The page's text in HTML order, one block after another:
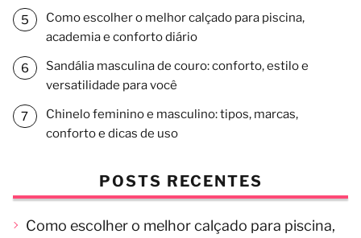
Como escolher o melhor calçado para piscina,
academia e conforto diário
Sandália masculina de couro: conforto, estilo e
versatilidade para você
Chinelo feminino e masculino: tipos, marcas,
conforto e dicas de uso
POSTS RECENTES
Como escolher o melhor calçado para piscina,